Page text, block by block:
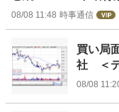
08/08 11:48 時事通信
買い局
社 ＜テ
08/08